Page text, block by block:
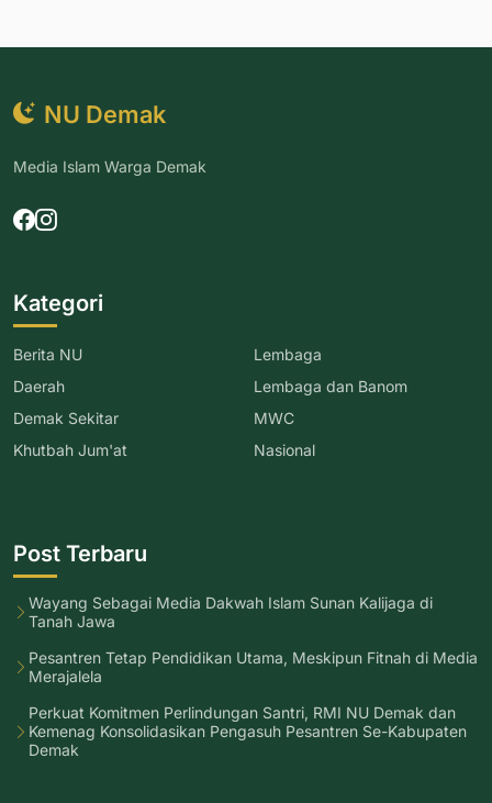
NU Demak
Media Islam Warga Demak
Kategori
Berita NU
Daerah
Demak Sekitar
Khutbah Jum'at
Lembaga
Lembaga dan Banom
MWC
Nasional
Post Terbaru
Wayang Sebagai Media Dakwah Islam Sunan Kalijaga di
Tanah Jawa
Pesantren Tetap Pendidikan Utama, Meskipun Fitnah di Media
Merajalela
Perkuat Komitmen Perlindungan Santri, RMI NU Demak dan
Kemenag Konsolidasikan Pengasuh Pesantren Se-Kabupaten
Demak